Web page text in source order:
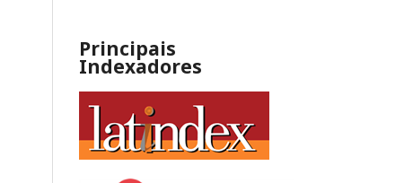
Principais
Indexadores